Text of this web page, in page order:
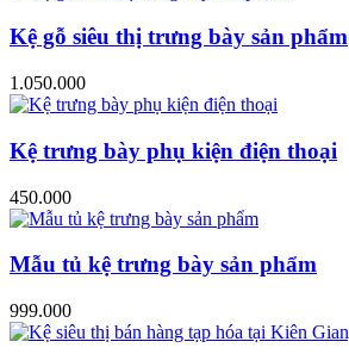
Kệ gỗ siêu thị trưng bày sản phẩm
1.050.000
Kệ trưng bày phụ kiện điện thoại
450.000
Mẫu tủ kệ trưng bày sản phẩm
999.000